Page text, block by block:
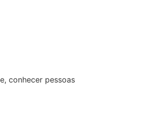
conhecer pessoas